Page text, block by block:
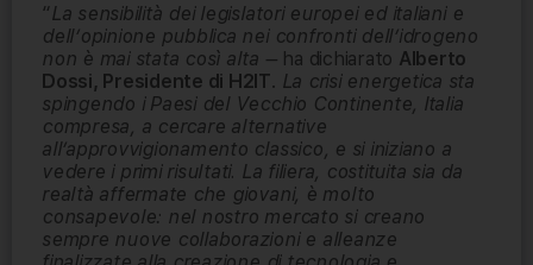
“La sensibilità dei legislatori europei ed italiani e
dell’opinione pubblica nei confronti dell’idrogeno
non è mai stata così alta – ha dichiarato Alberto
Dossi, Presidente di H2IT. La crisi energetica sta
spingendo i Paesi del Vecchio Continente, Italia
compresa, a cercare alternative
all’approvvigionamento classico, e si iniziano a
vedere i primi risultati. La filiera, costituita sia da
realtà affermate che giovani, è molto
consapevole: nel nostro mercato si creano
sempre nuove collaborazioni e alleanze